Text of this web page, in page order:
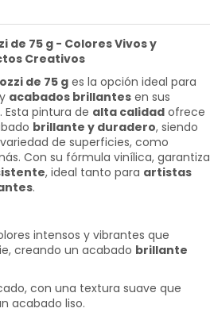
75 g - Colores Vivos y
Creativos
de 75 g es la opción ideal para
y acabados brillantes en sus
pintura de alta calidad ofrece
brillante y duradero, siendo
de superficies, como
Con su fórmula vinílica, garantiza
, ideal tanto para artistas
.
intensos y vibrantes que
creando un acabado brillante
con una textura suave que
acabado liso.